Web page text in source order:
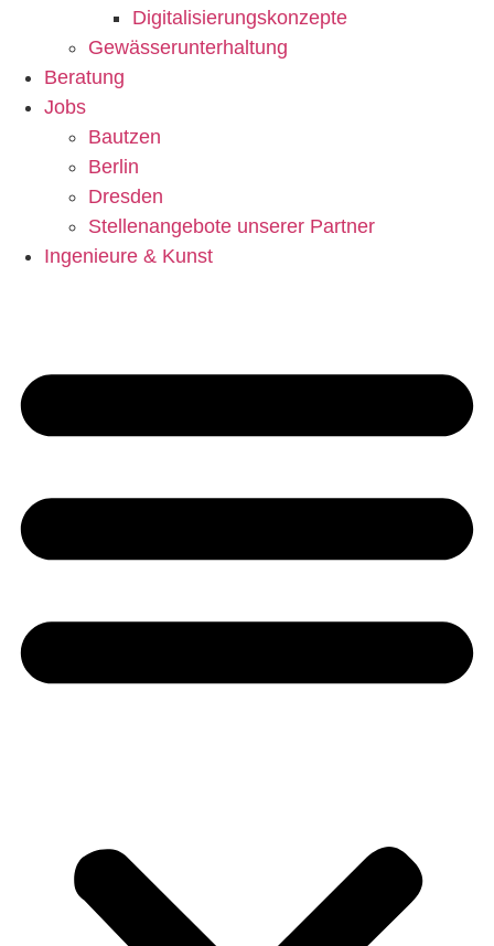
Digitalisierungskonzepte
Gewässerunterhaltung
Beratung
Jobs
Bautzen
Berlin
Dresden
Stellenangebote unserer Partner
Ingenieure & Kunst